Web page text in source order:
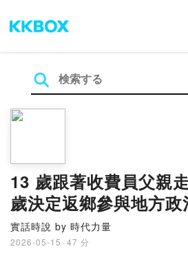
13 歲跟著收費員父親
歲決定返鄉參與地方
偉航 × 雲林縣議員參選
島真有力 EP.98
實話時說 by 時代力量
2026-05-15 · 47 分